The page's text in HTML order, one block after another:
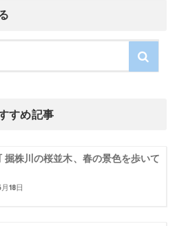
すめ記事
掘株川の桜並木、春の景色を歩いて
18日